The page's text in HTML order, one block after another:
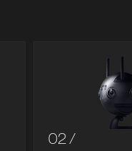
02 /